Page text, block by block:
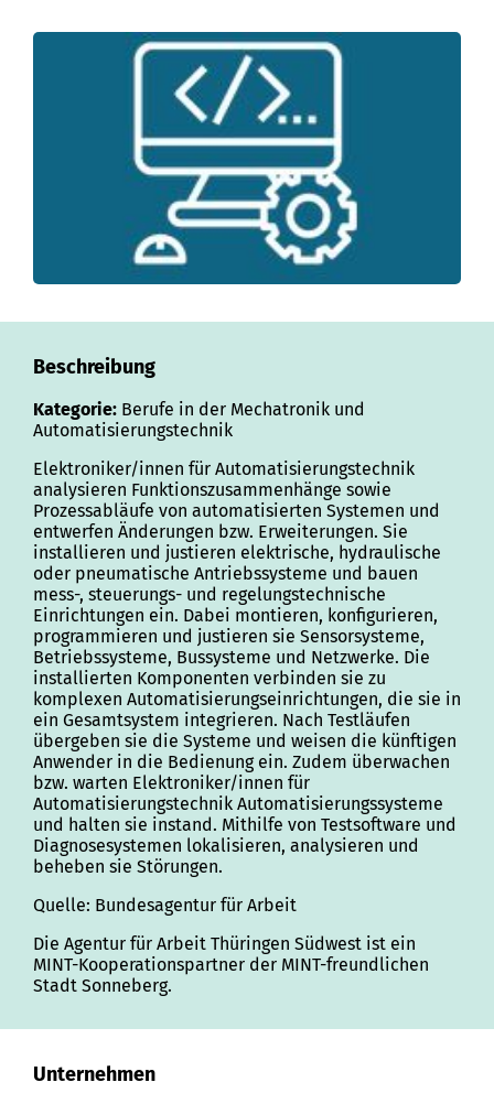
Beschreibung
Kategorie: Berufe in der Mechatronik und
Automatisierungstechnik
Elektroniker/innen für Automatisierungstechnik
analysieren Funktionszusammenhänge sowie
Prozessabläufe von automatisierten Systemen und
entwerfen Änderungen bzw. Erweiterungen. Sie
installieren und justieren elektrische, hydraulische
oder pneumatische Antriebssysteme und bauen
mess-, steuerungs- und regelungstechnische
Einrichtungen ein. Dabei montieren, konfigurieren,
programmieren und justieren sie Sensorsysteme,
Betriebssysteme, Bussysteme und Netzwerke. Die
installierten Komponenten verbinden sie zu
komplexen Automatisierungseinrichtungen, die sie in
ein Gesamtsystem integrieren. Nach Testläufen
übergeben sie die Systeme und weisen die künftigen
Anwender in die Bedienung ein. Zudem überwachen
bzw. warten Elektroniker/innen für
Automatisierungstechnik Automatisierungssysteme
und halten sie instand. Mithilfe von Testsoftware und
Diagnosesystemen lokalisieren, analysieren und
beheben sie Störungen.
Quelle: Bundesagentur für Arbeit
Die Agentur für Arbeit Thüringen Südwest ist ein
MINT-Kooperationspartner der MINT-freundlichen
Stadt Sonneberg.
Unternehmen